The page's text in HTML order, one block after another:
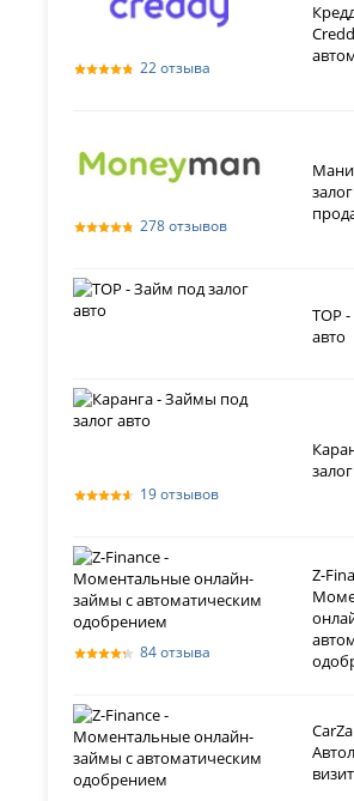
22 отзыва
278 отзывов
ТОР -
авто
19 отзывов
84 отзыва
Z-